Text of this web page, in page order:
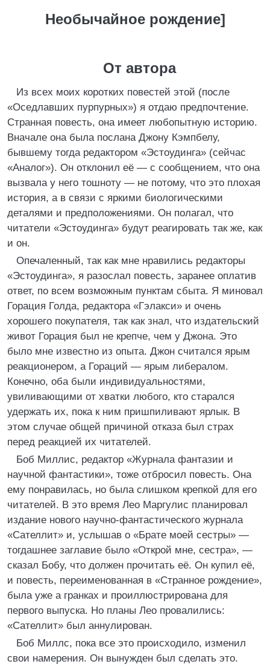
Необычайное рождение]
От автора
Из всех моих коротких повестей этой (после
«Оседлавших пурпурных») я отдаю предпочтение.
Странная повесть, она имеет любопытную историю.
Вначале она была послана Джону Кэмпбелу,
бывшему тогда редактором «Эстоудинга» (сейчас
«Аналог»). Он отклонил её — с сообщением, что она
вызвала у него тошноту — не потому, что это плохая
история, а в связи с яркими биологическими
деталями и предположениями. Он полагал, что
читатели «Эстоудинга» будут реагировать так же, как
и он.
Опечаленный, так как мне нравились редакторы
«Эстоудинга», я разослал повесть, заранее оплатив
ответ, по всем возможным пунктам сбыта. Я миновал
Горация Голда, редактора «Гэлакси» и очень
хорошего покупателя, так как знал, что издательский
живот Горация был не крепче, чем у Джона. Это
было мне известно из опыта. Джон считался ярым
реакционером, а Гораций — ярым либералом.
Конечно, оба были индивидуальностями,
увиливающими от хватки любого, кто старался
удержать их, пока к ним пришпиливают ярлык. В
этом случае общей причиной отказа был страх
перед реакцией их читателей.
Боб Миллис, редактор «Журнала фантазии и
научной фантастики», тоже отбросил повесть. Она
ему понравилась, но была слишком крепкой для его
читателей. В это время Лео Маргулис планировал
издание нового научно-фантастического журнала
«Сателлит» и, услышав о «Брате моей сестры» —
тогдашнее заглавие было «Открой мне, сестра», —
сказал Бобу, что должен прочитать её. Он купил её,
и повесть, переименованная в «Странное рождение»,
была уже а гранках и проиллюстрирована для
первого выпуска. Но планы Лео провалились:
«Сателлит» был аннулирован.
Боб Миллс, пока все это происходило, изменил
свои намерения. Он вынужден был сделать это.